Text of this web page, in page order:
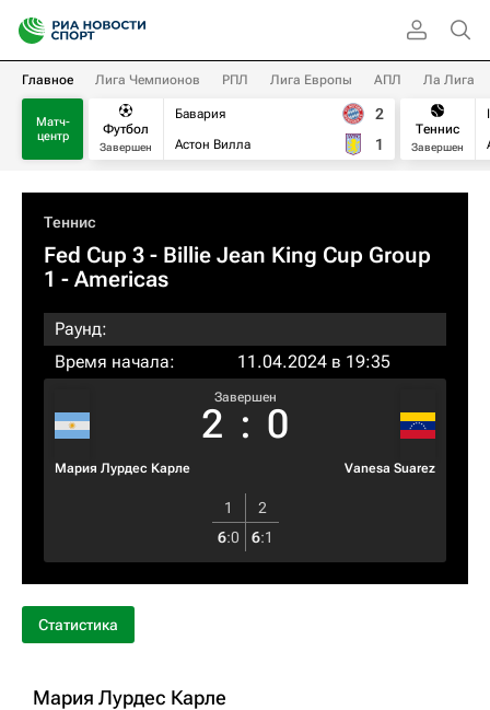
Главное Лига Чемпионов РПЛ Лига Европы АПЛ Ла Лига
Матч-
центр
Футбол
Завершен
Бавария
Астон Вилла
2
1
Теннис
Завершен
Теннис
Fed Cup 3 - Billie Jean King Cup Group
1 - Americas
Раунд:
Время начала:
11.04.2024 в 19:35
Мария Лурдес Карле
Завершен
2 : 0
Vanesa Suarez
1
2
6:0 6:1
Статистика
Мария Лурдес Карле